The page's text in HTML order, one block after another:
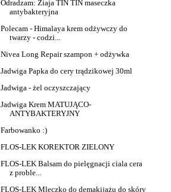
Odradzam: Ziaja TIN TIN maseczka
antybakteryjna
Polecam - Himalaya krem odżywczy do
twarzy - codzi...
Nivea Long Repair szampon + odżywka
Jadwiga Papka do cery trądzikowej 30ml
Jadwiga - żel oczyszczający
Jadwiga Krem MATUJĄCO-
ANTYBAKTERYJNY
Farbowanko :)
FLOS-LEK KOREKTOR ZIELONY
FLOS-LEK Balsam do pielęgnacji ciala cera
z proble...
FLOS-LEK Mleczko do demakijażu do skóry